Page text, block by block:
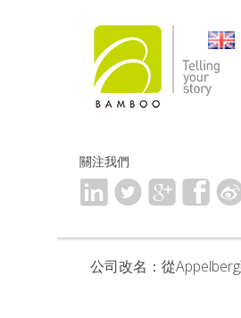
關注我們
公司改名：從